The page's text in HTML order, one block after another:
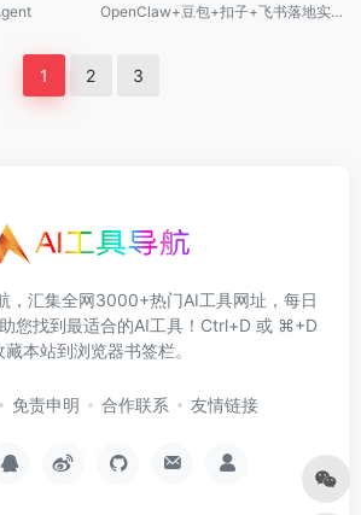
OpenClaw+豆包+扣子+飞书落地实战指南
1 2 3
，汇集全网3000+热门AI工具网址，每日
您找到最适合的AI工具！Ctrl+D 或 ⌘+D
藏本站到浏览器书签栏。
免责申明 合作联系 友情链接